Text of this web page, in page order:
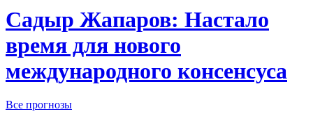
Садыр Жапаров: Настало
время для нового
международного консенсуса
Все прогнозы